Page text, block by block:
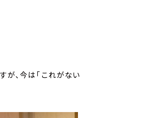
、今は「これがない